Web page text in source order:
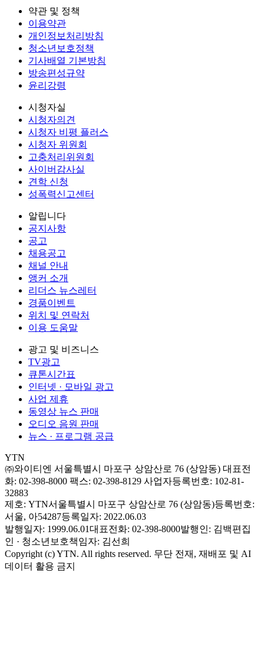
약관 및 정책
이용약관
개인정보처리방침
청소년보호정책
기사배열 기본방침
방송편성규약
윤리강령
시청자실
시청자의견
시청자 비평 플러스
시청자 위원회
고충처리위원회
사이버감사실
견학 신청
성폭력신고센터
알립니다
공지사항
공고
채용공고
채널 안내
앵커 소개
리더스 뉴스레터
경품이벤트
위치 및 연락처
이용 도움말
광고 및 비즈니스
TV광고
큐톤시간표
인터넷 · 모바일 광고
사업 제휴
동영상 뉴스 판매
오디오 음원 판매
뉴스 · 프로그램 공급
YTN
㈜와이티엔 서울특별시 마포구 상암산로 76 (상암동) 대표전
화: 02-398-8000 팩스: 02-398-8129 사업자등록번호: 102-81-
32883
제호: YTN서울특별시 마포구 상암산로 76 (상암동)등록번호:
서울, 아54287등록일자: 2022.06.03
발행일자: 1999.06.01대표전화: 02-398-8000발행인: 김백편집
인 · 청소년보호책임자: 김선희
Copyright (c) YTN. All rights reserved. 무단 전재, 재배포 및 AI
데이터 활용 금지